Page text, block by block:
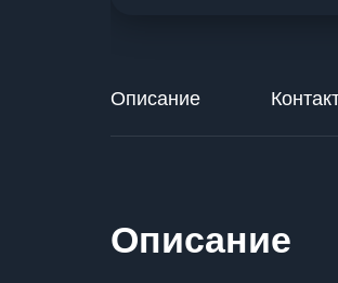
Описание
Описание